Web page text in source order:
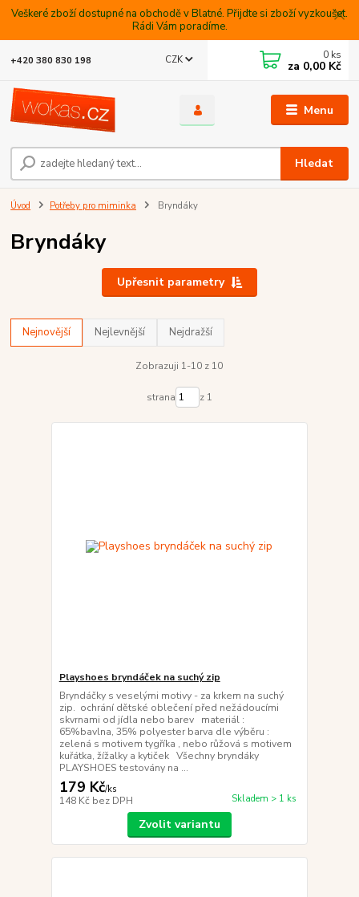
Veškeré zboží dostupné na obchodě v Blatné. Přijdte si zboží vyzkoušet.
Rádi Vám poradíme.
Menu
CZK
Hledat
+420 380 830 198 0 ks
za 0,00 Kč
Úvod Potřeby pro miminka Bryndáky
Bryndáky
Upřesnit parametry
Nejnovější Nejlevnější Nejdražší
Zobrazuji 1-10 z 10
strana z 1
Playshoes bryndáček na suchý zip
Bryndáčky s veselými motivy - za krkem na suchý
zip. ochrání dětské oblečení před nežádoucími
skvrnami od jídla nebo barev materiál :
65%bavlna, 35% polyester barva dle výběru :
zelená s motivem tygříka , nebo růžová s motivem
kuřátka, žížalky a kytiček Všechny bryndáky
PLAYSHOES testovány na ...
179 Kč/ks
148 Kč bez DPH Skladem > 1 ks
Zvolit variantu